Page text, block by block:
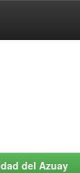
del Azuay